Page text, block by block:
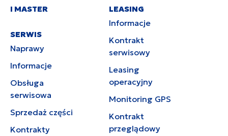
I MASTER
SERWIS
Naprawy
Informacje
Obsługa
serwisowa
Sprzedaż części
Kontrakty
LEASING
Informacje
Kontrakt
serwisowy
Leasing
operacyjny
Monitoring GPS
Kontrakt
przeglądowy